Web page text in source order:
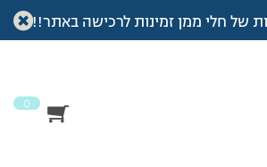
של חלי ממן זמינות לרכישה באתר!!
0
>מורה טוב מורה לחיים